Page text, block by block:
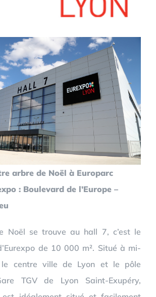
arbre de Noël à Europarc
: Boulevard de l’Europe –
Noël se trouve au hall 7, c’est le
de 10 000 m². Situé à mi-
le centre ville de Lyon et le pôle
TGV de Lyon Saint-Exupéry,